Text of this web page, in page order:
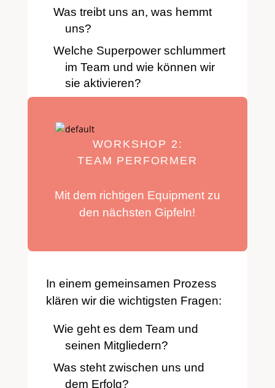
Was treibt uns an, was hemmt
uns?
Welche Superpower schlummert
im Team und wie können wir
sie aktivieren?
Herausforderungen aus und
was brauchen wir, um sie
WORKSHOP 2:
TEAM PERFORMER
Mit dem richtigen Equipment zu
den nächsten Gipfeln!
In einem gemeinsamen Prozess
klären wir die wichtigsten Fragen:
Wie geht es dem Team und
seinen Mitgliedern?
Was steht zwischen uns und
dem Erfolg?